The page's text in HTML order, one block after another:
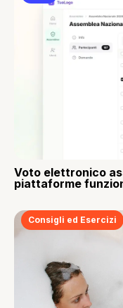
Voto elettronico
piattaforme
Consigli ed Esercizi